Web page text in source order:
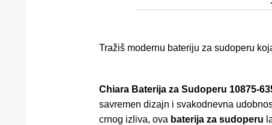
Tražiš modernu bateriju za sudoperu
Chiara Baterija za Sudoperu 10875-
savremen dizajn i svakodnevna
crnog izliva, ova baterija za sudoperu